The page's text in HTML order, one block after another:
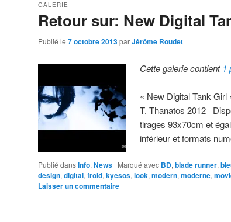
Retour sur: New Digital
GALERIE
Publié le 7 octobre 2013parJérôme Roudet
Cette galerie contient 1
« New Digital Tank
T. Thanatos 2012
tirages 93x70cm et
inférieur et formats
Publié dansInfo, News | Marqué avec BD, blade runner,
design, digital, froid, kyesos, look, modern, moderne,
Laisser un commentaire